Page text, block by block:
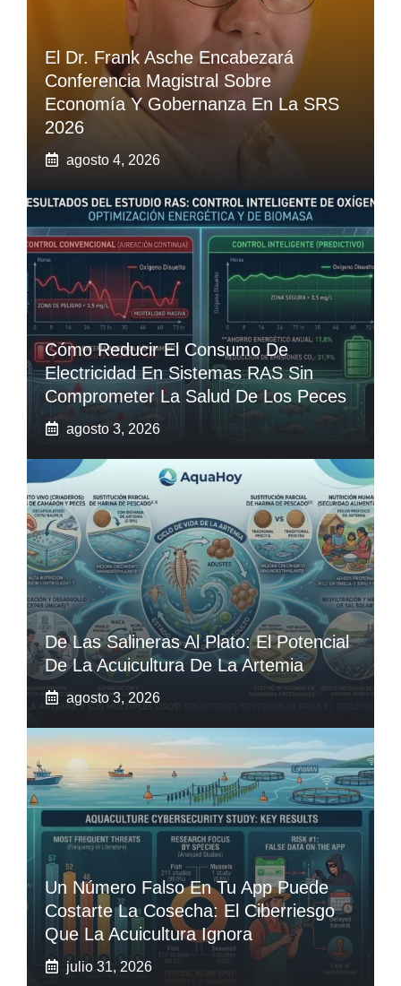
El Dr. Frank Asche Encabezará
Conferencia Magistral Sobre
Economía Y Gobernanza En La SRS
2026
agosto 4, 2026
Cómo Reducir El Consumo De
Electricidad En Sistemas RAS Sin
Comprometer La Salud De Los Peces
agosto 3, 2026
De Las Salineras Al Plato: El Potencial
De La Acuicultura De La Artemia
agosto 3, 2026
Un Número Falso En Tu App Puede
Costarte La Cosecha: El Ciberriesgo
Que La Acuicultura Ignora
julio 31, 2026